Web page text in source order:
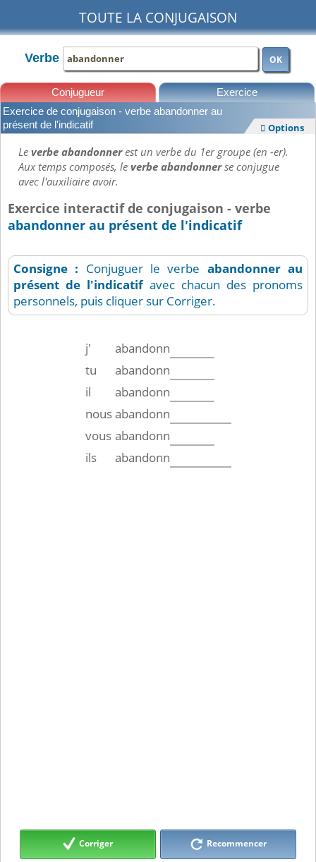
TOUTE LA CONJUGAISON
Verbe OK
Conjugueur Exercice
Leçons
Exercice de conjugaison - verbe abandonner au
présent de l'indicatif
 Options
Leverbe abandonnerest un verbe du 1er groupe (en -er).
Aux temps composés, leverbe abandonnerse conjugue
avec l'auxiliaire avoir.
Exercice interactif de conjugaison - verbe
abandonner au présent de l'indicatif
Consigne : Conjuguer le verbe abandonner au
présent de l'indicatifavec chacun des pronoms
personnels, puis cliquer sur Corriger.
j'
abandonn
tu
abandonn
il
abandonn
nousabandonn
vous abandonn
ils
abandonn
Corriger Recommencer